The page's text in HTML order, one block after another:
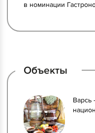
в номинации
Объекты
Варсь